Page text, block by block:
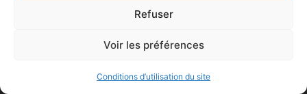
Refuser
Voir les préférences
Conditions d’utilisation du site